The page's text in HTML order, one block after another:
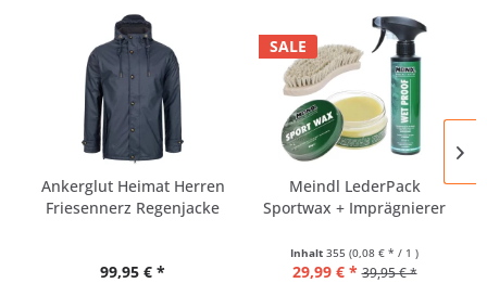
Ankerglut Heimat Herren
Friesennerz Regenjacke
99,95 € *
SALE
Meindl LederPack
Sportwax + Imprägnierer
Inhalt 355 (0,08 € * / 1 )
29,99 € * 39,95 € *